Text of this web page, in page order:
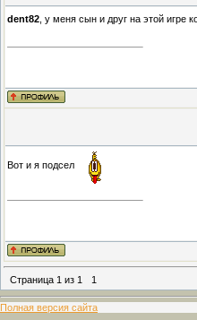
dent82 , у меня сын и друг на этой игре
Вот и я подсел
Страница 1 из 1 1
Полная версия сайта